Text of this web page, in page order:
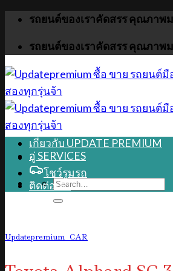
Skip
content
รถยนต์ของเราคัดสรร คุณภาพ
รถยนต์ของเราคัดสรร คุณภาพ
เกี่ยวกับ UPDATE PREMIUM
อู่ SERVICES
โชว์รูมรถ
ติดต่อเรา
Updatepremium_CAR